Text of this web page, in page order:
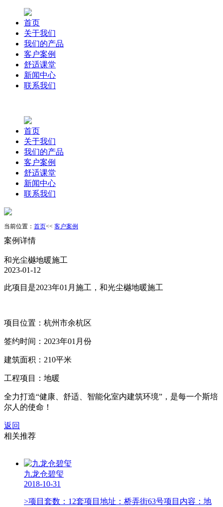
首页
关于我们
我们的产品
客户案例
舒适课堂
新闻中心
联系我们
首页
关于我们
我们的产品
客户案例
舒适课堂
新闻中心
联系我们
当前位置： 首页<< 客户案例
案例详情
和光尘樾地暖施工
2023-01-12
此项目是2023年01月施工，和光尘樾地暖施工
项目位置：杭州市余杭区
签约时间：2023年01月份
建筑面积：210平米
工程项目：地暖
全力打造“健康、舒适、智能化室内建筑环境”，是每一个斯培
尔人的使命！
返回
相关推荐
九龙仓碧玺
2018-10-31
>项目套数：12套项目地址：桥弄街63号项目内容：地